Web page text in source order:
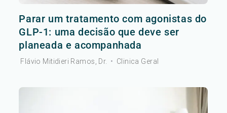
Parar um tratamento com agonistas do
GLP-1: uma decisão que deve ser
planeada e acompanhada
Flávio Mitidieri Ramos, Dr. • Clinica Geral